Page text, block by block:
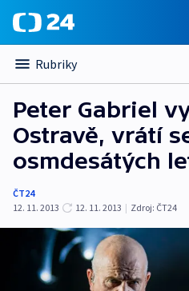
Rubriky
Peter Gabriel
Ostravě, vrátí
osmdesátých
ČT24
12. 11. 2013
12. 11. 2013 | Zdroj: ČT24